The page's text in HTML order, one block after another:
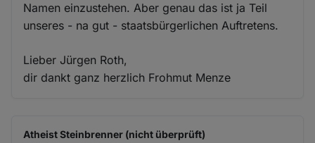
Namen einzustehen. Aber genau das ist ja Teil
unseres - na gut - staatsbürgerlichen Auftretens.
Lieber Jürgen Roth,
dir dankt ganz herzlich Frohmut Menze
Atheist Steinbrenner (nicht überprüft)